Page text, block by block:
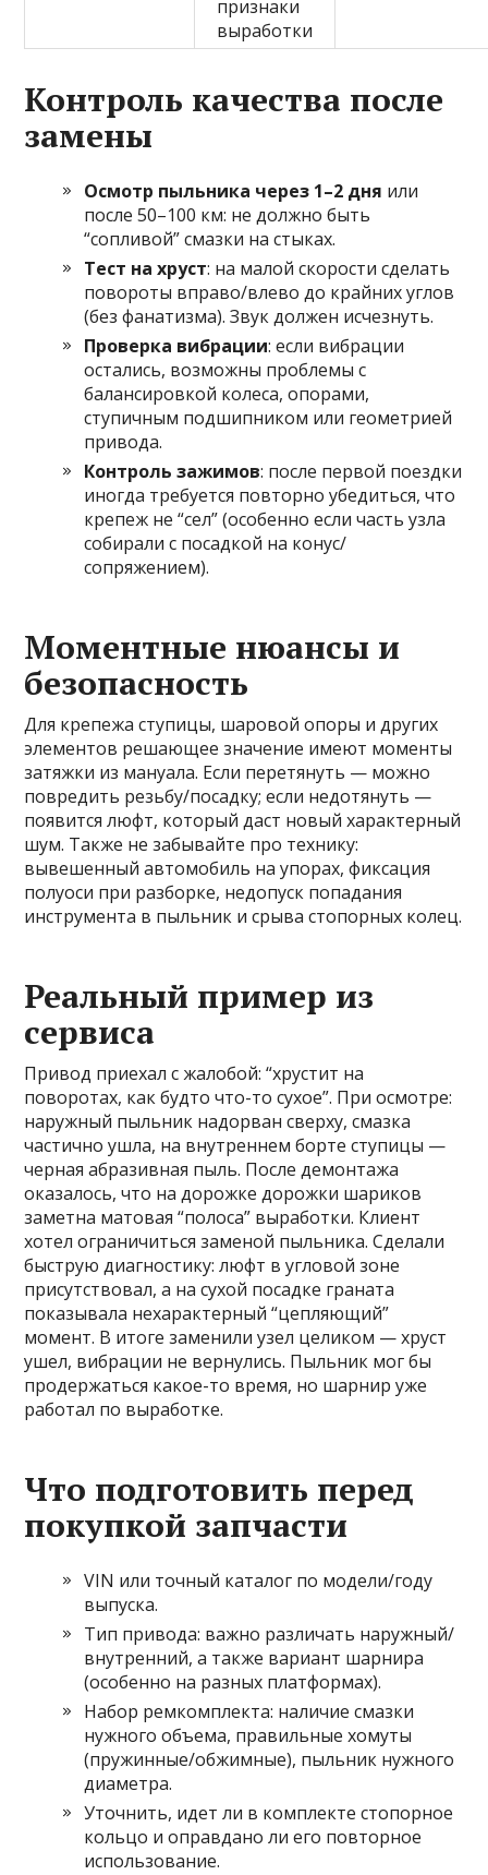
признаки
выработки
Контроль качества после
замены
Осмотр пыльника через 1–2 дня или
после 50–100 км: не должно быть
“сопливой” смазки на стыках.
Тест на хруст: на малой скорости сделать
повороты вправо/влево до крайних углов
(без фанатизма). Звук должен исчезнуть.
Проверка вибрации: если вибрации
остались, возможны проблемы с
балансировкой колеса, опорами,
ступичным подшипником или геометрией
привода.
Контроль зажимов: после первой поездки
иногда требуется повторно убедиться, что
крепеж не “сел” (особенно если часть узла
собирали с посадкой на конус/
сопряжением).
Моментные нюансы и
безопасность
Для крепежа ступицы, шаровой опоры и других
элементов решающее значение имеют моменты
затяжки из мануала. Если перетянуть — можно
повредить резьбу/посадку; если недотянуть —
появится люфт, который даст новый характерный
шум. Также не забывайте про технику:
вывешенный автомобиль на упорах, фиксация
полуоси при разборке, недопуск попадания
инструмента в пыльник и срыва стопорных колец.
Реальный пример из
сервиса
Привод приехал с жалобой: “хрустит на
поворотах, как будто что-то сухое”. При осмотре:
наружный пыльник надорван сверху, смазка
частично ушла, на внутреннем борте ступицы —
черная абразивная пыль. После демонтажа
оказалось, что на дорожке дорожки шариков
заметна матовая “полоса” выработки. Клиент
хотел ограничиться заменой пыльника. Сделали
быструю диагностику: люфт в угловой зоне
присутствовал, а на сухой посадке граната
показывала нехарактерный “цепляющий”
момент. В итоге заменили узел целиком — хруст
ушел, вибрации не вернулись. Пыльник мог бы
продержаться какое-то время, но шарнир уже
работал по выработке.
Что подготовить перед
покупкой запчасти
VIN или точный каталог по модели/году
выпуска.
Тип привода: важно различать наружный/
внутренний, а также вариант шарнира
(особенно на разных платформах).
Набор ремкомплекта: наличие смазки
нужного объема, правильные хомуты
(пружинные/обжимные), пыльник нужного
диаметра.
Уточнить, идет ли в комплекте стопорное
кольцо и оправдано ли его повторное
использование.